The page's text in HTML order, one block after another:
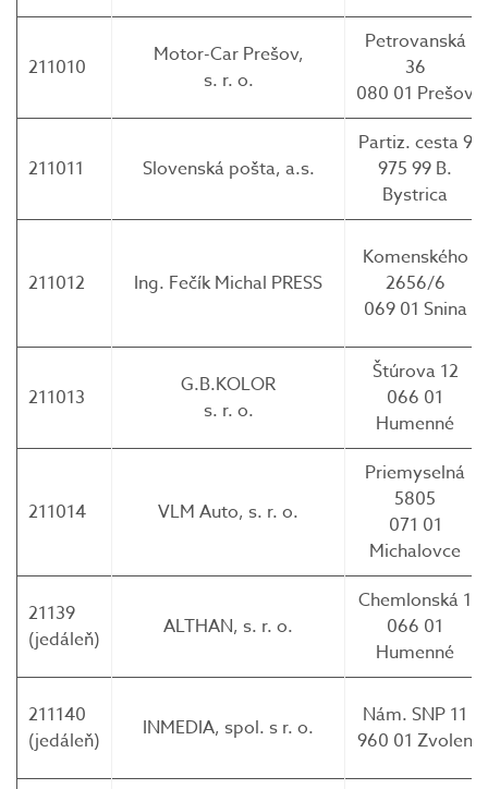
211010
Motor-Car Prešov,
s. r. o.
Petrovanská
36
080 01 Prešov
211011 Slovenská pošta, a.s.
Partiz. cesta 9
975 99 B.
Bystrica
211012 Ing. Fečík Michal PRESS
Komenského
2656/6
069 01 Snina
211013
G.B.KOLOR
s. r. o.
Štúrova 12
066 01
Humenné
211014 VLM Auto, s. r. o.
Priemyselná
5805
071 01
Michalovce
21139
(jedáleň)
ALTHAN, s. r. o.
Chemlonská 1
066 01
Humenné
211140
(jedáleň)
INMEDIA, spol. s r. o.
Nám. SNP 11
960 01 Zvolen